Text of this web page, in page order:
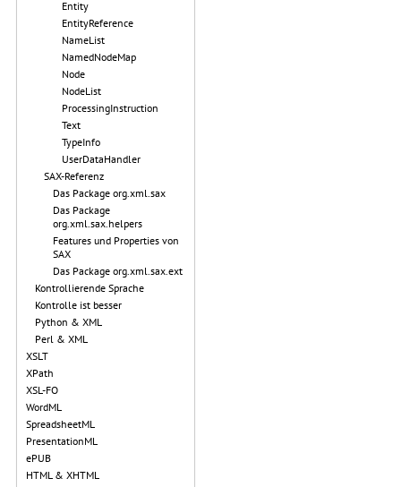
Entity
EntityReference
NameList
NamedNodeMap
Node
NodeList
ProcessingInstruction
Text
TypeInfo
UserDataHandler
SAX-Referenz
Das Package org.xml.sax
Das Package
org.xml.sax.helpers
Features und Properties von
SAX
Das Package org.xml.sax.ext
Kontrollierende Sprache
Kontrolle ist besser
Python & XML
Perl & XML
XSLT
XPath
XSL-FO
WordML
SpreadsheetML
PresentationML
ePUB
HTML & XHTML